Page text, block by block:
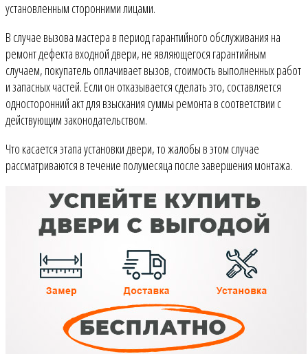
установленным сторонними лицами.
В случае вызова мастера в период гарантийного обслуживания на
ремонт дефекта входной двери, не являющегося гарантийным
случаем, покупатель оплачивает вызов, стоимость выполненных работ
и запасных частей. Если он отказывается сделать это, составляется
односторонний акт для взыскания суммы ремонта в соответствии с
действующим законодательством.
Что касается этапа установки двери, то жалобы в этом случае
рассматриваются в течение полумесяца после завершения монтажа.